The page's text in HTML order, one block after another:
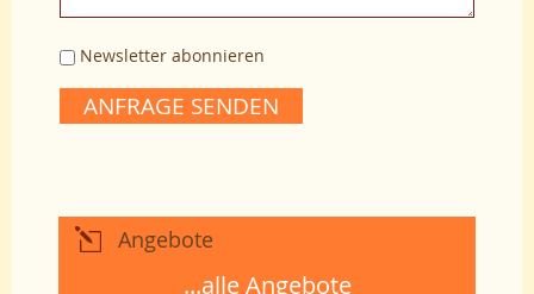
Newsletter abonnieren
ANFRAGE SENDEN
Angebote
...alle Angebote